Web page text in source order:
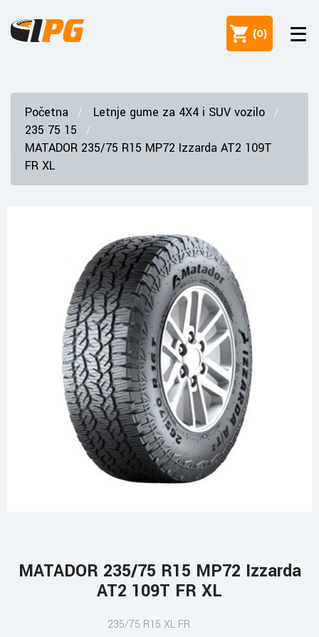
(0)
Početna
Letnje gume za 4X4 i SUV vozilo
235 75 15
MATADOR 235/75 R15 MP72 Izzarda AT2 109T
FR XL
MATADOR 235/75 R15 MP72 Izzarda
AT2 109T FR XL
235/75 R15 XL FR